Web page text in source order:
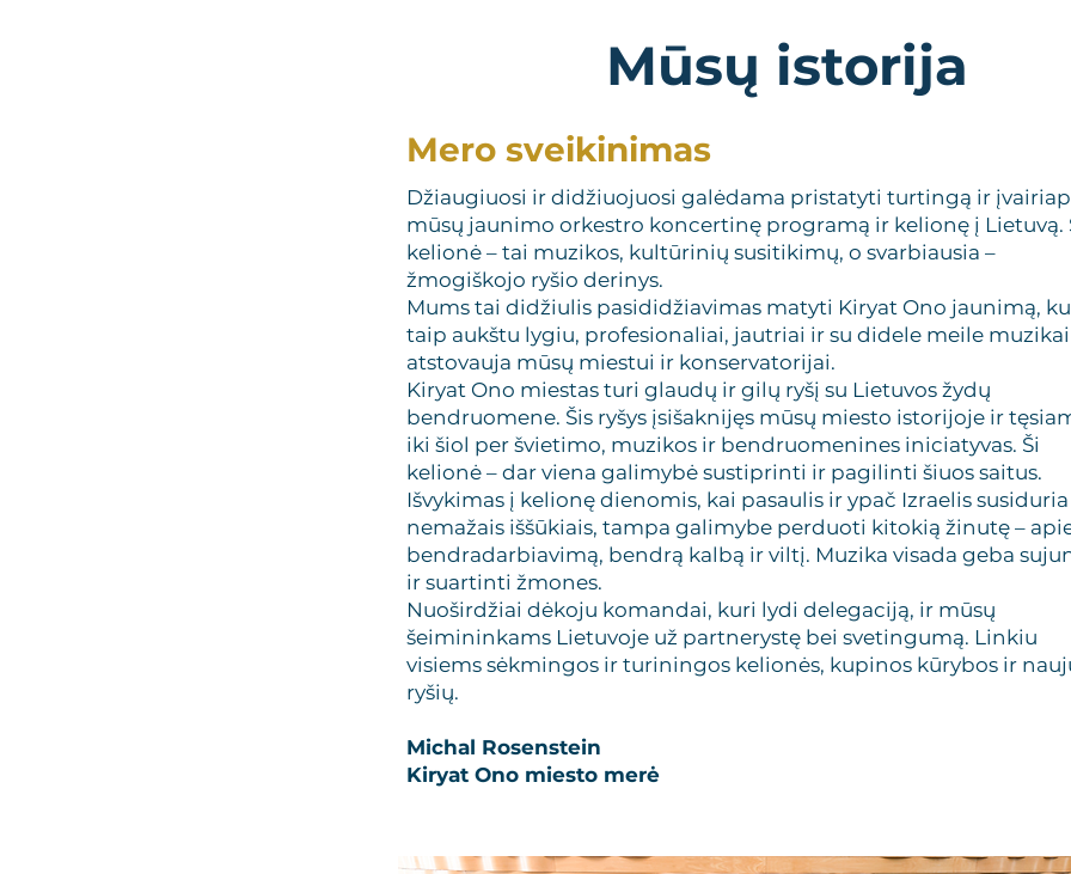
Mūsų istorija
Mero sveikinimas
Džiaugiuosi ir didžiuojuosi galėdama pristatyti turtingą ir
mūsų jaunimo orkestro koncertinę programą ir kelionę į Lietuvą.
kelionė – tai muzikos, kultūrinių susitikimų, o svarbiausia –
žmogiškojo ryšio derinys.
Mums tai didžiulis pasididžiavimas matyti Kiryat Ono jaunimą,
taip aukštu lygiu, profesionaliai, jautriai ir su didele meile muzikai
atstovauja mūsų miestui ir konservatorijai.
Kiryat Ono miestas turi glaudų ir gilų ryšį su Lietuvos žydų
bendruomene. Šis ryšys įsišaknijęs mūsų miesto istorijoje ir
iki šiol per švietimo, muzikos ir bendruomenines iniciatyvas. Ši
kelionė – dar viena galimybė sustiprinti ir pagilinti šiuos saitus.
Išvykimas į kelionę dienomis, kai pasaulis ir ypač Izraelis susiduria
nemažais iššūkiais, tampa galimybe perduoti kitokią žinutę –
bendradarbiavimą, bendrą kalbą ir viltį. Muzika visada geba
ir suartinti žmones.
Nuoširdžiai dėkoju komandai, kuri lydi delegaciją, ir mūsų
šeimininkams Lietuvoje už partnerystę bei svetingumą. Linkiu
visiems sėkmingos ir turiningos kelionės, kupinos kūrybos ir
ryšių.
Michal Rosenstein
Kiryat Ono miesto merė